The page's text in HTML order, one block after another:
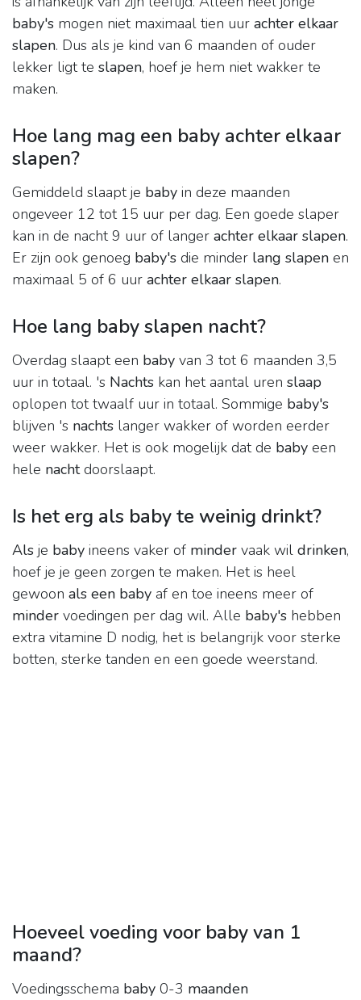
baby's mogen niet maximaal tien uur achter elkaar
slapen. Dus als je kind van 6 maanden of ouder
lekker ligt te slapen, hoef je hem niet wakker te
maken.
Hoe lang mag een baby achter elkaar
slapen?
Gemiddeld slaapt je baby in deze maanden
ongeveer 12 tot 15 uur per dag. Een goede slaper
kan in de nacht 9 uur of langer achter elkaar slapen.
Er zijn ook genoeg baby's die minder lang slapen en
maximaal 5 of 6 uur achter elkaar slapen.
Hoe lang baby slapen nacht?
Overdag slaapt een baby van 3 tot 6 maanden 3,5
uur in totaal. 's Nachts kan het aantal uren slaap
oplopen tot twaalf uur in totaal. Sommige baby's
blijven 's nachts langer wakker of worden eerder
weer wakker. Het is ook mogelijk dat de baby een
hele nachtdoorslaapt.
Is het erg als baby te weinig drinkt?
Als je baby ineens vaker of minder vaak wil drinken,
hoef je je geen zorgen te maken. Het is heel
gewoon als een baby af en toe ineens meer of
minder voedingen per dag wil. Alle baby's hebben
extra vitamine D nodig, het is belangrijk voor sterke
botten, sterke tanden en een goede weerstand.
Hoeveel voeding voor baby van 1
maand?
Voedingsschema baby 0-3 maanden